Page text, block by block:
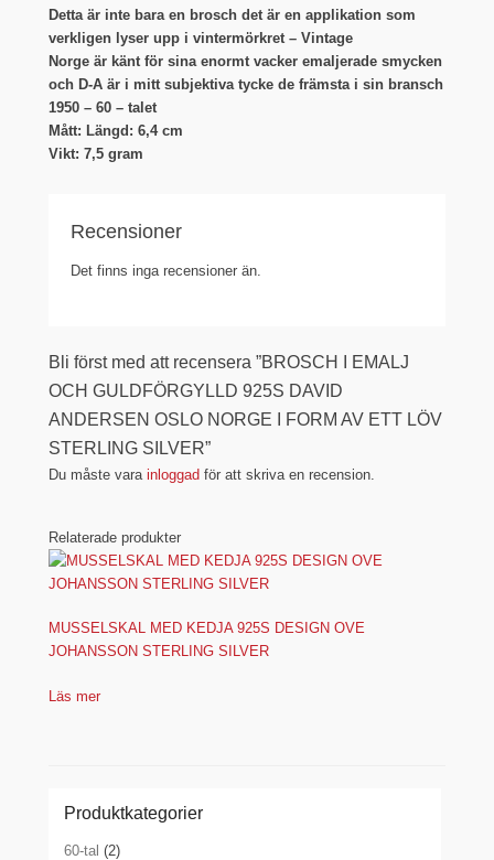
Detta är inte bara en brosch det är en applikation som
verkligen lyser upp i vintermörkret – Vintage
Norge är känt för sina enormt vacker emaljerade smycken
och D-A är i mitt subjektiva tycke de främsta i sin bransch
1950 – 60 – talet
Mått: Längd: 6,4 cm
Vikt: 7,5 gram
Recensioner
Det finns inga recensioner än.
Bli först med att recensera ”BROSCH I EMALJ
OCH GULDFÖRGYLLD 925S DAVID
ANDERSEN OSLO NORGE I FORM AV ETT LÖV
STERLING SILVER”
Du måste vara inloggad för att skriva en recension.
Relaterade produkter
MUSSELSKAL MED KEDJA 925S DESIGN OVE
JOHANSSON STERLING SILVER
Läs mer
Produktkategorier
60-tal (2)